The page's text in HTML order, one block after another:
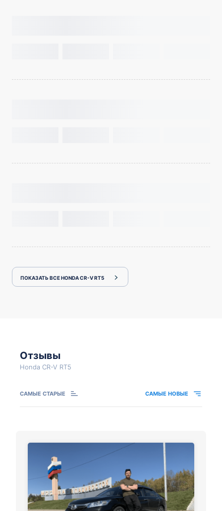
ПОКАЗАТЬ ВСЕ HONDA CR-V RT5
Отзывы
Honda CR-V RT5
САМЫЕ СТАРЫЕ САМЫЕ НОВЫЕ